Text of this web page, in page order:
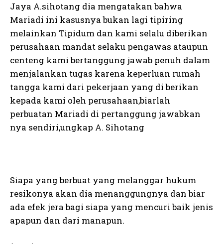
Jaya A.sihotang dia mengatakan bahwa
Mariadi ini kasusnya bukan lagi tipiring
melainkan Tipidum dan kami selalu diberikan
perusahaan mandat selaku pengawas ataupun
centeng kami bertanggung jawab penuh dalam
menjalankan tugas karena keperluan rumah
tangga kami dari pekerjaan yang di berikan
kepada kami oleh perusahaan,biarlah
perbuatan Mariadi di pertanggung jawabkan
nya sendiri,ungkap A. Sihotang
Siapa yang berbuat yang melanggar hukum
resikonya akan dia menanggungnya dan biar
ada efek jera bagi siapa yang mencuri baik jenis
apapun dan dari manapun.